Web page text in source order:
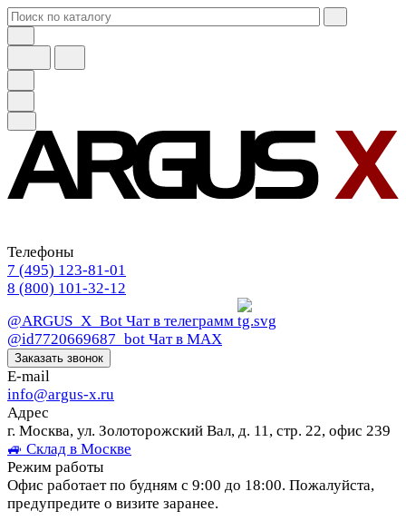
Телефоны
7 (495) 123-81-01
8 (800) 101-32-12
@ARGUS_X_Bot Чат в телеграмм
@id7720669687_bot Чат в МАХ
Заказать звонок
E-mail
info@argus-x.ru
Адрес
г. Москва, ул. Золоторожский Вал, д. 11, стр. 22, офис 239
🚙 Склад в Москве
Режим работы
Офис работает по будням с 9:00 до 18:00. Пожалуйста,
предупредите о визите заранее.